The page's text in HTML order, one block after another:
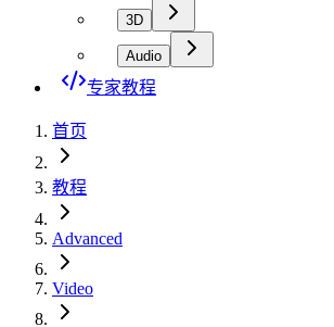
3D
Audio
专家教程
首页
教程
Advanced
Video